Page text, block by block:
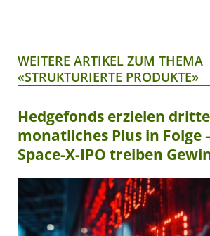
WEITERE ARTIKEL ZUM THEMA
«STRUKTURIERTE PRODUKTE»
Hedgefonds erzielen
monatliches Plus in Folge
Space-X-IPO treiben